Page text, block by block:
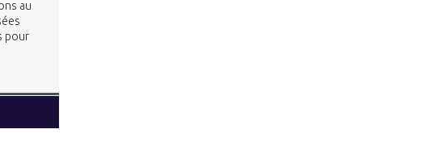
au
pour